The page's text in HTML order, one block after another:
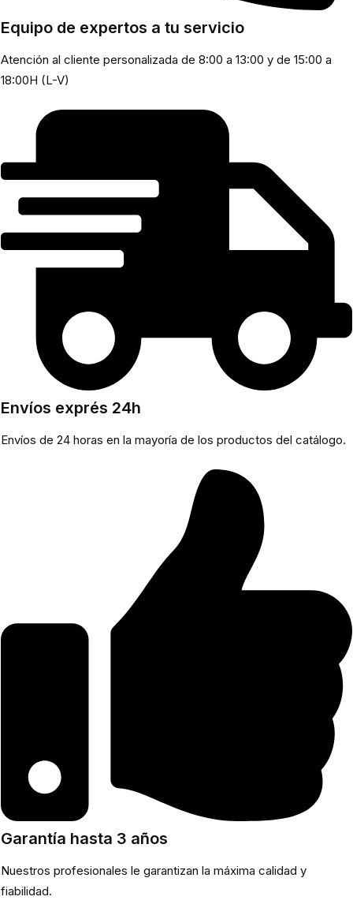
Equipo de expertos a tu servicio
Atención al cliente personalizada de 8:00 a 13:00 y de 15:00 a
18:00H (L-V)
Envíos exprés 24h
Envíos de 24 horas en la mayoría de los productos del catálogo.
Garantía hasta 3 años
Nuestros profesionales le garantizan la máxima calidad y
fiabilidad.